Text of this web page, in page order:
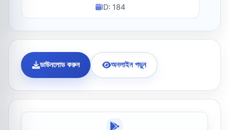
ID: 184
ডাউনলোড করুন অনলাইন পড়ুন